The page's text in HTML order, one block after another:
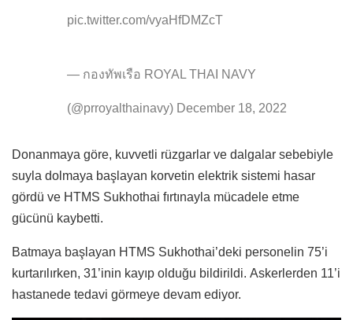
pic.twitter.com/vyaHfDMZcT
— กองทัพเรือ ROYAL THAI NAVY
(@prroyalthainavy) December 18, 2022
Donanmaya göre, kuvvetli rüzgarlar ve dalgalar sebebiyle
suyla dolmaya başlayan korvetin elektrik sistemi hasar
gördü ve HTMS Sukhothai fırtınayla mücadele etme
gücünü kaybetti.
Batmaya başlayan HTMS Sukhothai’deki personelin 75’i
kurtarılırken, 31’inin kayıp olduğu bildirildi. Askerlerden 11’i
hastanede tedavi görmeye devam ediyor.